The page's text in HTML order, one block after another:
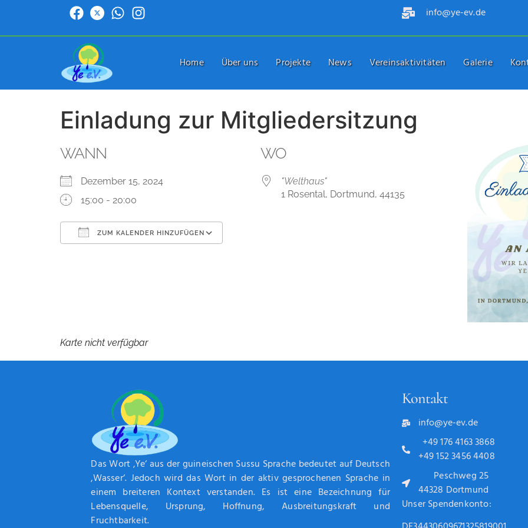
info@ye-ev.de
Home Über uns Projekte News Vereinsaktivitäten Galerie
Einladung zur Mitgliedersitzung
WANN
Dezember 15, 2024
15:00 - 20:00
ZUM KALENDER HINZUFÜGEN
WO
"Welthaus"
1 Rosental, Dortmund, 44135
Karte nicht verfügbar
Das Wort ‚Ye‘ aus der guineischen Sussu Sprache bedeutet auf Deutsch
‚Wasser‘. Jedoch wird das Wort in der aktiv gesprochenen Sprache in
einem breiteren Kontext verstanden. Es ist eine Bezeichnung für
Lebensquelle, Ursprung, Hoffnung, Ausbreitungskraft und
Fruchtbarkeit.
Kontakt
info@ye-ev.de
+49 176 4163 3868
+49 152 3456 4408
Peschweg 25
44328 Dortmund
Unser Spendenkonto: